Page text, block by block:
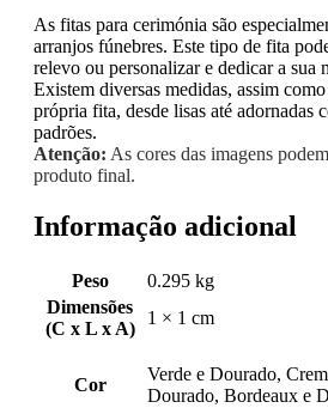
As fitas para cerimónia são
arranjos fúnebres. Este tipo de fita
relevo ou personalizar e dedicar a sua
Existem diversas medidas, assim
própria fita, desde lisas até adornadas
padrões.
Atenção: As cores das imagens
produto final.
Informação adicional
Peso
0.295 kg
Dimensões
(C x L x A)
1 × 1 cm
Cor
Verde e Dourado,
Dourado, Bordeaux e